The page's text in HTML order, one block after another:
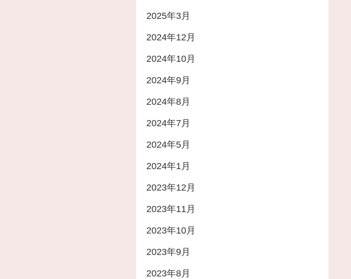
2025年3月
2024年12月
2024年10月
2024年9月
2024年8月
2024年7月
2024年5月
2024年1月
2023年12月
2023年11月
2023年10月
2023年9月
2023年8月